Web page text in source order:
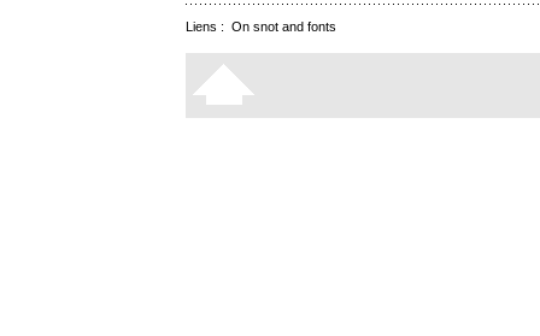
Liens : On snot and fonts